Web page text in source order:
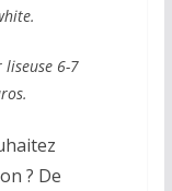
6-7
? De